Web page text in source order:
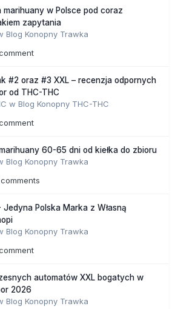
marihuany w Polsce pod coraz
zapytania
Blog Konopny Trawka
#2 oraz #3 XXL – recenzja odpornych
od THC-THC
w Blog Konopny THC-THC
60-65 dni od kiełka do zbioru
Blog Konopny Trawka
Jedyna Polska Marka z Własną
Blog Konopny Trawka
automatów XXL bogatych w
2026
Blog Konopny Trawka